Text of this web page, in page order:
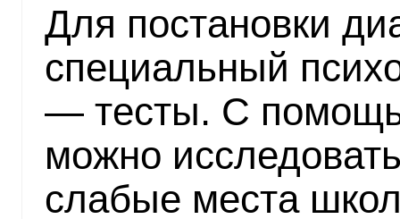
Для постановки
специальный
— тесты. С
можно
слабые места